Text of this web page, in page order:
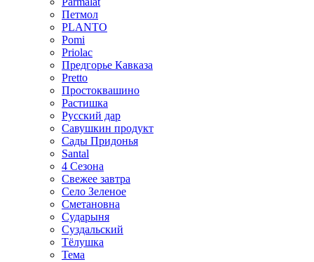
Петмол
PLANTO
Pomi
Priolac
Предгорье Кавказа
Pretto
Простоквашино
Растишка
Русский дар
Савушкин продукт
Сады Придонья
Santal
4 Сезона
Свежее завтра
Село Зеленое
Сметановна
Сударыня
Суздальский
Тёлушка
Тема